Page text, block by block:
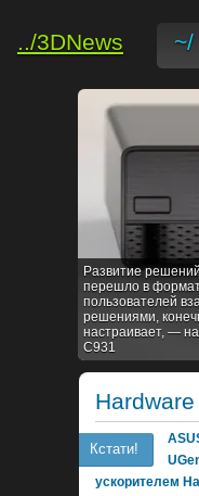
../3DNews ~/
Развитие
перешло в
пользователей
решениями,
настраивает, —
C931
Hardware
Кстати!
ускорителем